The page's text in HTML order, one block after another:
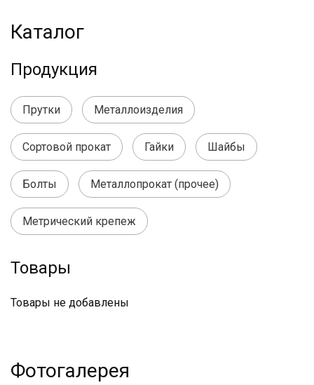
Каталог
Продукция
Прутки Металлоизделия
Сортовой прокат Гайки Шайбы
Болты Металлопрокат (прочее)
Метрический крепеж
Товары
Товары не добавлены
Фотогалерея